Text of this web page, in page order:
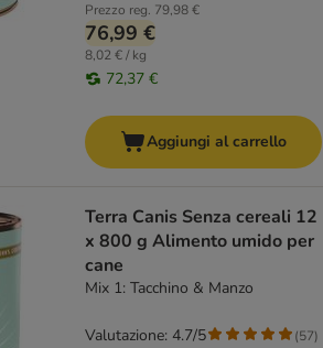
Prezzo reg. 79,98 €
76,99 €
8,02 € / kg
72,37 €
Aggiungi al carrello
Terra Canis Senza cereali 12
x 800 g Alimento umido per
cane
Mix 1: Tacchino & Manzo
Valutazione: 4.7/5 (57)